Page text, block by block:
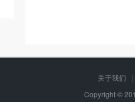
关于我们 |
Copyright ©